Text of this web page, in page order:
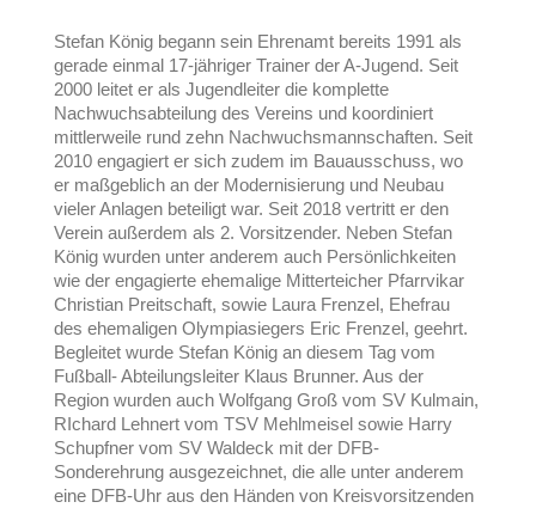
Stefan König begann sein Ehrenamt bereits 1991 als
gerade einmal 17-jähriger Trainer der A-Jugend. Seit
2000 leitet er als Jugendleiter die komplette
Nachwuchsabteilung des Vereins und koordiniert
mittlerweile rund zehn Nachwuchsmannschaften. Seit
2010 engagiert er sich zudem im Bauausschuss, wo
er maßgeblich an der Modernisierung und Neubau
vieler Anlagen beteiligt war. Seit 2018 vertritt er den
Verein außerdem als 2. Vorsitzender. Neben Stefan
König wurden unter anderem auch Persönlichkeiten
wie der engagierte ehemalige Mitterteicher Pfarrvikar
Christian Preitschaft, sowie Laura Frenzel, Ehefrau
des ehemaligen Olympiasiegers Eric Frenzel, geehrt.
Begleitet wurde Stefan König an diesem Tag vom
Fußball- Abteilungsleiter Klaus Brunner. Aus der
Region wurden auch Wolfgang Groß vom SV Kulmain,
RIchard Lehnert vom TSV Mehlmeisel sowie Harry
Schupfner vom SV Waldeck mit der DFB-
Sonderehrung ausgezeichnet, die alle unter anderem
eine DFB-Uhr aus den Händen von Kreisvorsitzenden